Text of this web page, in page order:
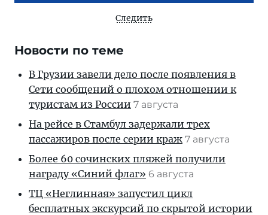
Следить
Новости по теме
В Грузии завели дело после появления в
Сети сообщений о плохом отношении к
туристам из России 7 августа
На рейсе в Стамбул задержали трех
пассажиров после серии краж 7 августа
Более 60 сочинских пляжей получили
награду «Синий флаг» 6 августа
ТЦ «Неглинная» запустил цикл
бесплатных экскурсий по скрытой истории